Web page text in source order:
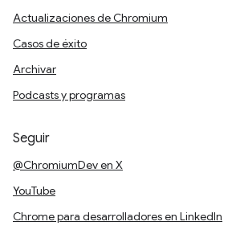
Actualizaciones de Chromium
Casos de éxito
Archivar
Podcasts y programas
Seguir
@ChromiumDev en X
YouTube
Chrome para desarrolladores en LinkedIn